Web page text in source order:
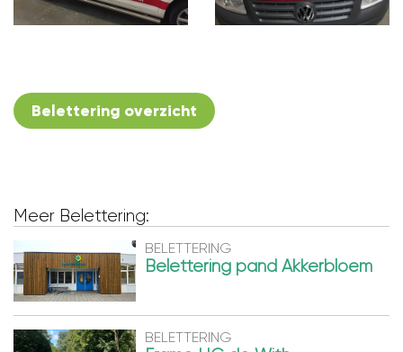
Belettering overzicht
Meer Belettering:
BELETTERING
Belettering pand Akkerbloem
BELETTERING